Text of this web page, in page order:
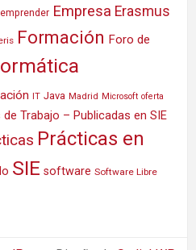
emprender Empresa Erasmus
Formación Foro de
IT Java Madrid Microsoft oferta
Trabajo – Publicadas en SIE
Prácticas en
SIE software Software Libre